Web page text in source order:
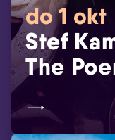
do 1 okt
Stef
The